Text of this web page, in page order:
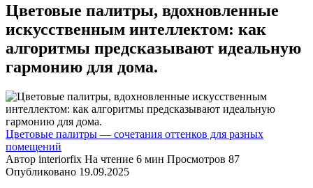
Цветовые палитры, вдохновленные
искусственным интеллектом: как
алгоритмы предсказывают идеальную
гармонию для дома.
Цветовые палитры — сочетания оттенков для разных
помещений
Автор interiorfix На чтение 6 мин Просмотров 87
Опубликовано 19.09.2025